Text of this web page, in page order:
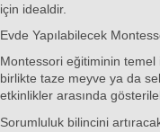
için idealdir.
Evde Yapılabilecek
Montessori eğitiminin
birlikte taze meyve ya da
etkinlikler arasında
Sorumluluk bilincini